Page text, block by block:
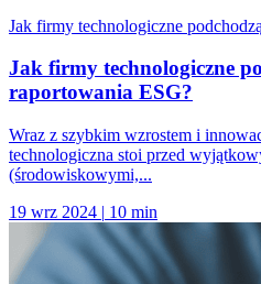
Jak firmy technologiczne
Jak firmy technologiczne
raportowania ESG?
Wraz z szybkim wzrostem i
technologiczna stoi przed
(środowiskowymi,...
19 wrz 2024 | 10 min